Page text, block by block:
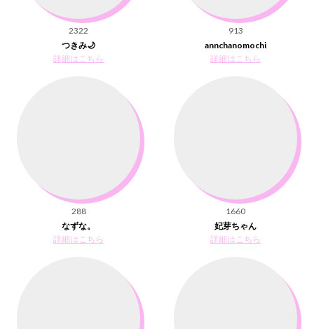
2322
つきみ🌙
詳細はこちら
913
annchanomochi
詳細はこちら
288
なずな。
詳細はこちら
1660
妃芽ちゃん
詳細はこちら